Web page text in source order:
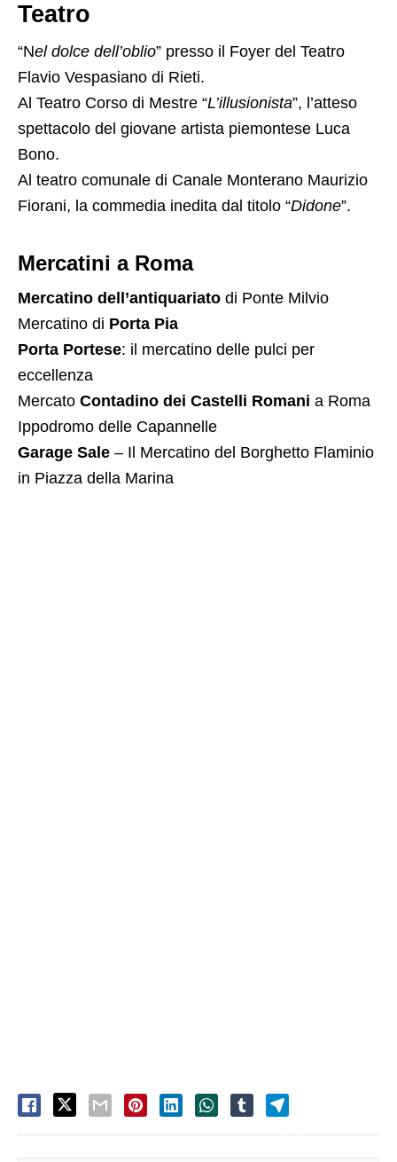
Teatro
“Nel dolce dell’oblio” presso il Foyer del Teatro
Flavio Vespasiano di Rieti.
Al Teatro Corso di Mestre “L’illusionista”, l’atteso
spettacolo del giovane artista piemontese Luca
Bono.
Al teatro comunale di Canale Monterano Maurizio
Fiorani, la commedia inedita dal titolo “Didone”.
Mercatini a Roma
Mercatino dell’antiquariato di Ponte Milvio
Mercatino di Porta Pia
Porta Portese: il mercatino delle pulci per
eccellenza
Mercato Contadino dei Castelli Romani a Roma
Ippodromo delle Capannelle
Garage Sale – Il Mercatino del Borghetto Flaminio
in Piazza della Marina